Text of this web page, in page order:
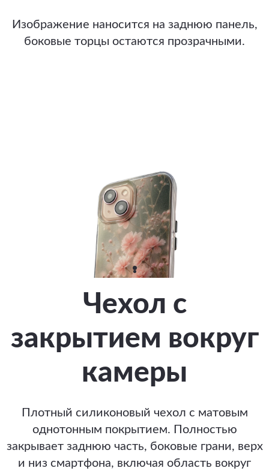
Изображение наносится на заднюю панель,
боковые торцы остаются прозрачными.
Чехол с
закрытием вокруг
камеры
Плотный силиконовый чехол с матовым
однотонным покрытием. Полностью
закрывает заднюю часть, боковые грани, верх
и низ смартфона, включая область вокруг